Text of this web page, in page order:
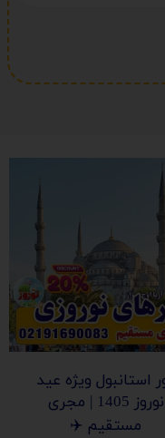
استانبول ویژه عید
نوروز 1405 | مجری
مستقیم ✈️